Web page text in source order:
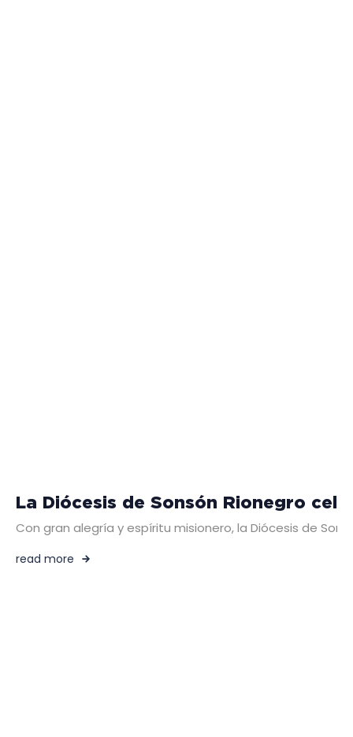
La Diócesis de Sonsón Rionegro
Con gran alegría y espíritu misionero, la Diócesis de
read more